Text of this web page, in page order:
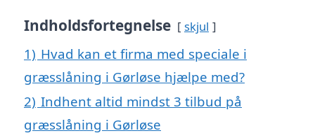
Indholdsfortegnelse skjul
1) Hvad kan et firma med speciale i
græsslåning i Gørløse hjælpe med?
2) Indhent altid mindst 3 tilbud på
græsslåning i Gørløse